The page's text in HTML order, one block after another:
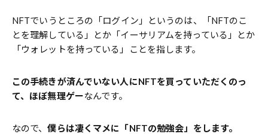
NFTでいうところの「ログイン」というのは、「NFTのこ
とを理解している」とか「イーサリアムを持っている」とか
「ウォレットを持っている」ことを指します。
この手続きが済んでいない人にNFTを買っていただくのっ
て、ほぼ無理ゲーなんです。
なので、僕らは凄くマメに「NFTの勉強会」をします。